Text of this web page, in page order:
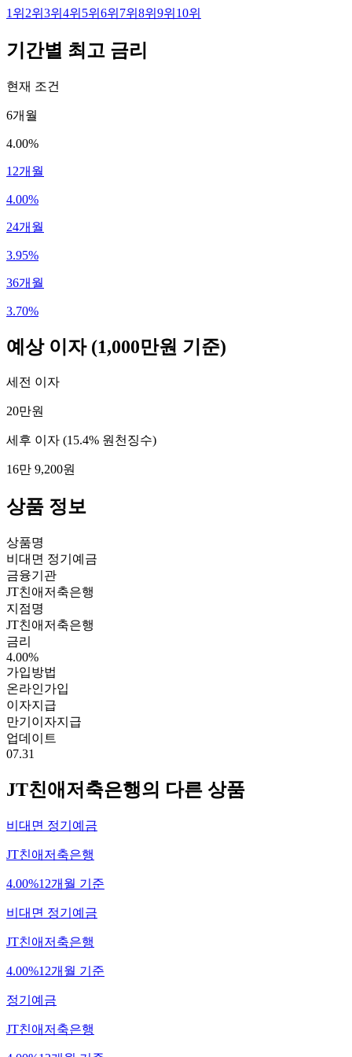
1 위 2위 3위 4위 5위 6위 7위 8위 9위 10위
기간별 최고 금리
현재 조건
6개월
4.00%
12개월
4.00%
24개월
3.95%
36개월
3.70%
예상 이자 (1,000만원 기준)
세전 이자
20만원
세후 이자 (15.4% 원천징수)
16만 9,200원
상품 정보
상품명
비대면 정기예금
금융기관
JT친애저축은행
지점명
JT친애저축은행
금리
4.00%
가입방법
온라인가입
이자지급
만기이자지급
업데이트
07.31
JT친애저축은행의 다른 상품
비대면 정기예금
JT친애저축은행
4.00%12개월 기준
비대면 정기예금
JT친애저축은행
4.00%12개월 기준
정기예금
JT친애저축은행